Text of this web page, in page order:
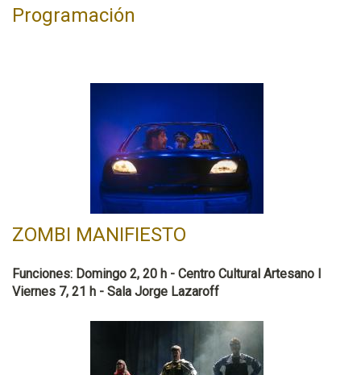
Programación
ZOMBI MANIFIESTO
Funciones: Domingo 2, 20 h - Centro Cultural Artesano l
Viernes 7, 21 h - Sala Jorge Lazaroff